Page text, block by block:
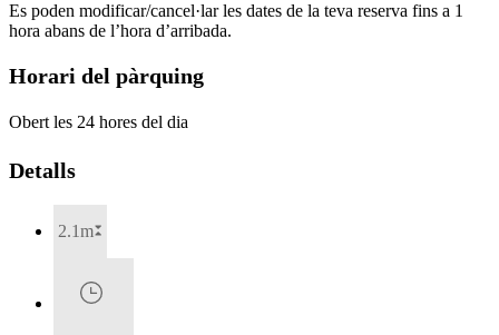
Es poden modificar/cancel·lar les dates de la teva reserva fins a 1
hora abans de l’hora d’arribada.
Horari del pàrquing
Obert les 24 hores del dia
Detalls
2.1m